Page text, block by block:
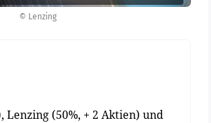
© Lenzing
(50%, + 2 Aktien) und